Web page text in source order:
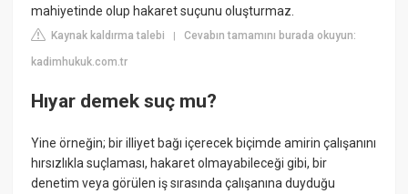
mahiyetinde olup hakaret suçunu oluşturmaz.
Kaynak kaldırma talebi |Cevabın tamamını burada okuyun:
kadimhukuk.com.tr
Hıyar demek suç mu?
Yine örneğin; bir illiyet bağı içerecek biçimde amirin çalışanını
hırsızlıkla suçlaması, hakaret olmayabileceği gibi, bir
denetim veya görülen iş sırasında çalışanına duyduğu